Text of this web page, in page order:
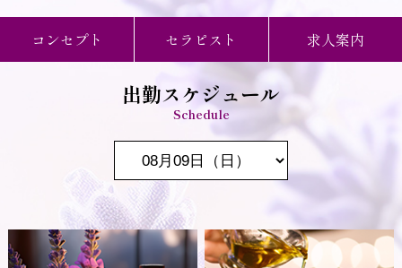
コンセプト セラピスト 求人案内
出勤スケジュール
Schedule